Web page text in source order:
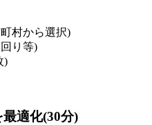
村から選択)
り等)
)
適化(30分)